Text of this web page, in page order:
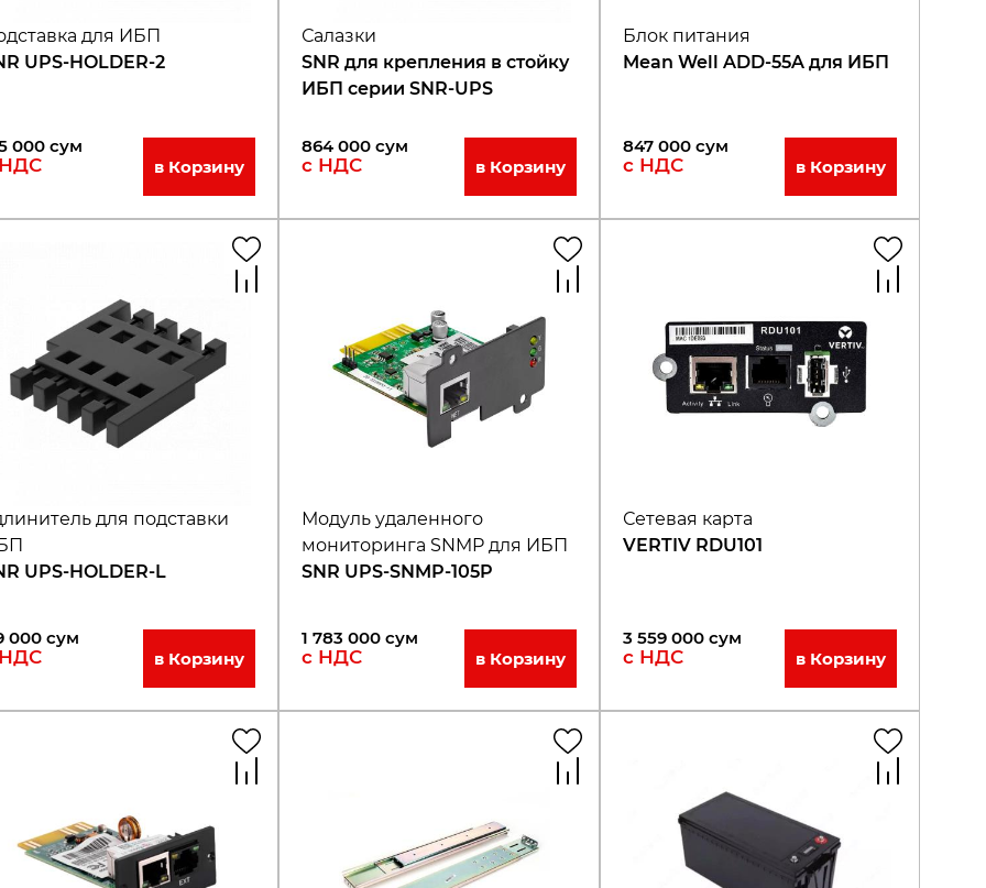
для ИБП
UPS-HOLDER-2
000 сум
в Корзину
Салазки
SNR для крепления в стойку
ИБП серии SNR-UPS
864 000 сум
с НДС в Корзину
Блок питания
Mean Well ADD-55A для ИБП
847 000 сум
с НДС в Корзину
для подставки
UPS-HOLDER-L
000 сум
в Корзину
Модуль удаленного
мониторинга SNMP для ИБП
SNR UPS-SNMP-105P
1 783 000 сум
с НДС в Корзину
Сетевая карта
VERTIV RDU101
3 559 000 сум
с НДС в Корзину